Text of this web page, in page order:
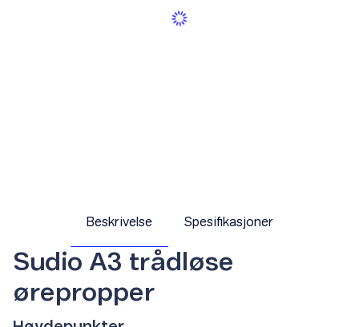
Beskrivelse Spesifikasjoner
Sudio A3 trådløse
ørepropper